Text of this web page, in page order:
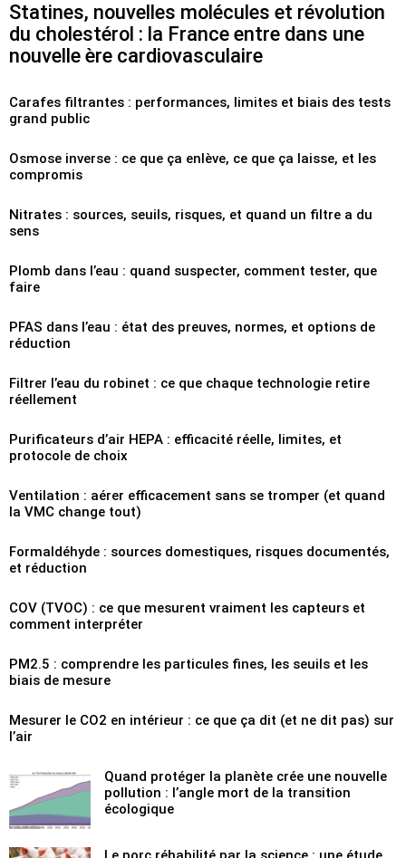
Statines, nouvelles molécules et révolution
du cholestérol : la France entre dans une
nouvelle ère cardiovasculaire
Carafes filtrantes : performances, limites et biais des tests
grand public
Osmose inverse : ce que ça enlève, ce que ça laisse, et les
compromis
Nitrates : sources, seuils, risques, et quand un filtre a du
sens
Plomb dans l’eau : quand suspecter, comment tester, que
faire
PFAS dans l’eau : état des preuves, normes, et options de
réduction
Filtrer l’eau du robinet : ce que chaque technologie retire
réellement
Purificateurs d’air HEPA : efficacité réelle, limites, et
protocole de choix
Ventilation : aérer efficacement sans se tromper (et quand
la VMC change tout)
Formaldéhyde : sources domestiques, risques documentés,
et réduction
COV (TVOC) : ce que mesurent vraiment les capteurs et
comment interpréter
PM2.5 : comprendre les particules fines, les seuils et les
biais de mesure
Mesurer le CO2 en intérieur : ce que ça dit (et ne dit pas) sur
l’air
Quand protéger la planète crée une nouvelle
pollution : l’angle mort de la transition
écologique